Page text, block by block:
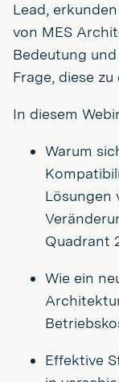
Lead,
von MES
Bedeutung
Frage, diese zu
In diesem
Warum
Lösungen
Quadrant
Wie ein
Effektive